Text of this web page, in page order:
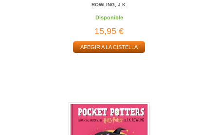
ROWLING, J.K.
Disponible
15,95 €
AFEGIR A LA CISTELLA